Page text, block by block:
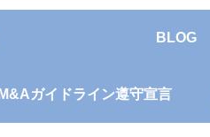
BLOG
ガイドライン遵守宣言